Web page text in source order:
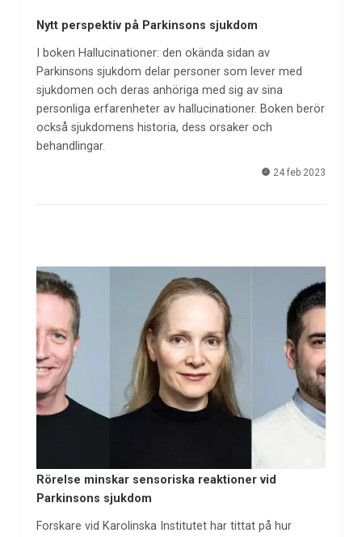
Nytt perspektiv på Parkinsons sjukdom
I boken Hallucinationer: den okända sidan av
Parkinsons sjukdom delar personer som lever med
sjukdomen och deras anhöriga med sig av sina
personliga erfarenheter av hallucinationer. Boken berör
också sjukdomens historia, dess orsaker och
behandlingar.
24 feb 2023
Rörelse minskar sensoriska reaktioner vid
Parkinsons sjukdom
Forskare vid Karolinska Institutet har tittat på hur